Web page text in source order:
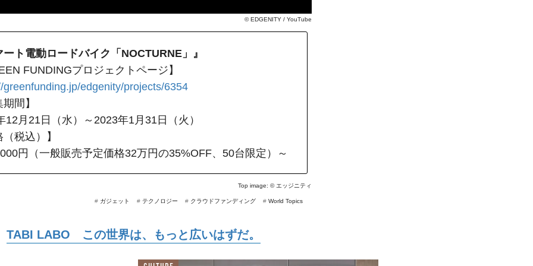
©EDGENITY / YouTube
ート電動ロードバイク「NOCTURNE」』
FUNDINGプロジェクトページ】
greenfunding.jp/edgenity/projects/6354
間】
12月21日（水）～2023年1月31日（火）
税込）】
円（一般販売予定価格32万円の35%OFF、50台限定）～
Top image: © エッジニティ
# World Topics
# クラウドファンディング
# テクノロジー
# ガジェット
TABI LABO この世界は、もっと広いはずだ。